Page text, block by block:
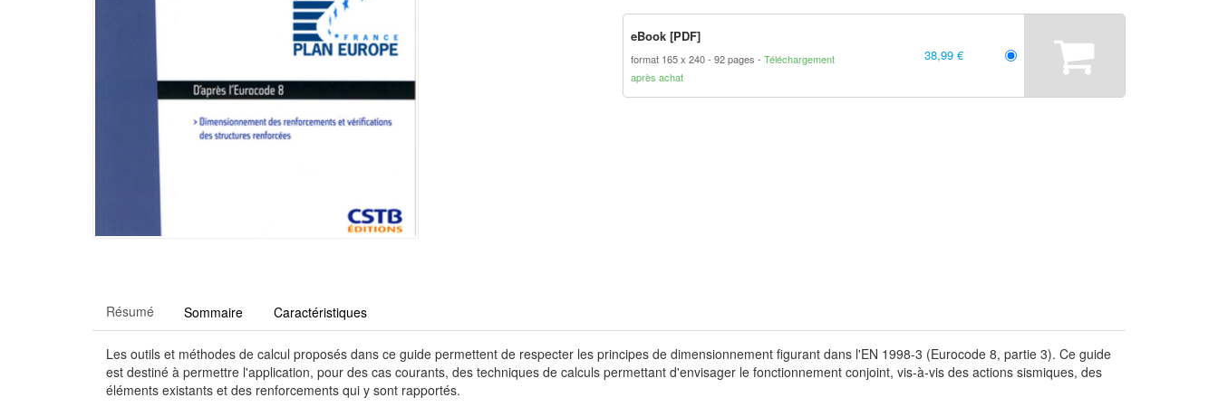
eBook [PDF]
format 165 x 240 92 pages
Téléchargement
après achat
38,99 €
Résumé Sommaire Caractéristiques
Les outils et méthodes de calcul proposés dans ce guide permettent de respecter les principes de dimensionnement figurant dans l'EN 1998-3 (Eurocode 8, partie 3). Ce guide
est destiné à permettre l'application, pour des cas courants, des techniques de calculs permettant d'envisager le fonctionnement conjoint, vis-à-vis des actions sismiques, des
éléments existants et des renforcements qui y sont rapportés.